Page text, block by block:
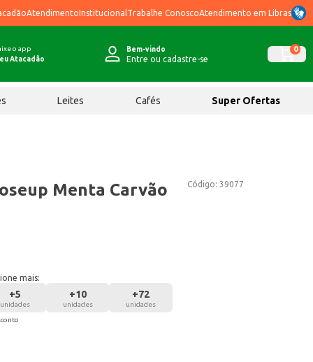
AtendimentoInstitucional Trabalhe ConoscoAtendimento em Libras
o app
Atacadão
Bem-vindo
Entre ou cadastre-se
0
Leites Cafés Super Ofertas
Código: 39077
Menta Carvão
mais:
+5
unidades
+10
unidades
+72
unidades